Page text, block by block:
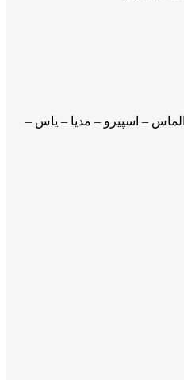
2سال (الماس – اسپیرو – مدیا – یاس –